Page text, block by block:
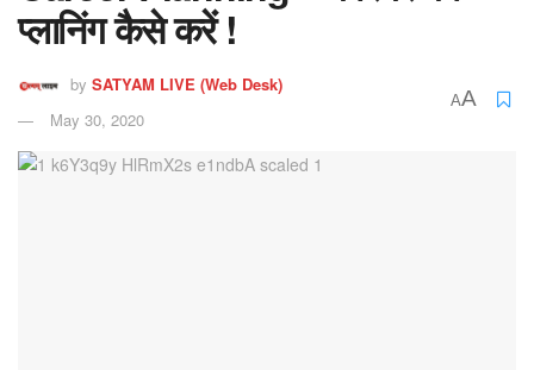
प्लानिंग कैसे करें !
by SATYAM LIVE (Web Desk)
May 30, 2020
AA